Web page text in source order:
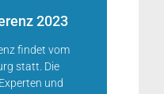
2023
findet vom
statt. Die
und